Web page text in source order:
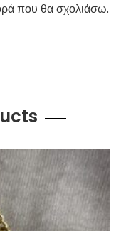
που θα σχολιάσω.